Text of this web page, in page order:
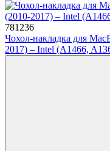
781236
Чохол-накладка для
2017) – Intel (A1466,